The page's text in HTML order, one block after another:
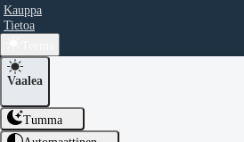
Kauppa
Tietoa
Vaalea
Tumma